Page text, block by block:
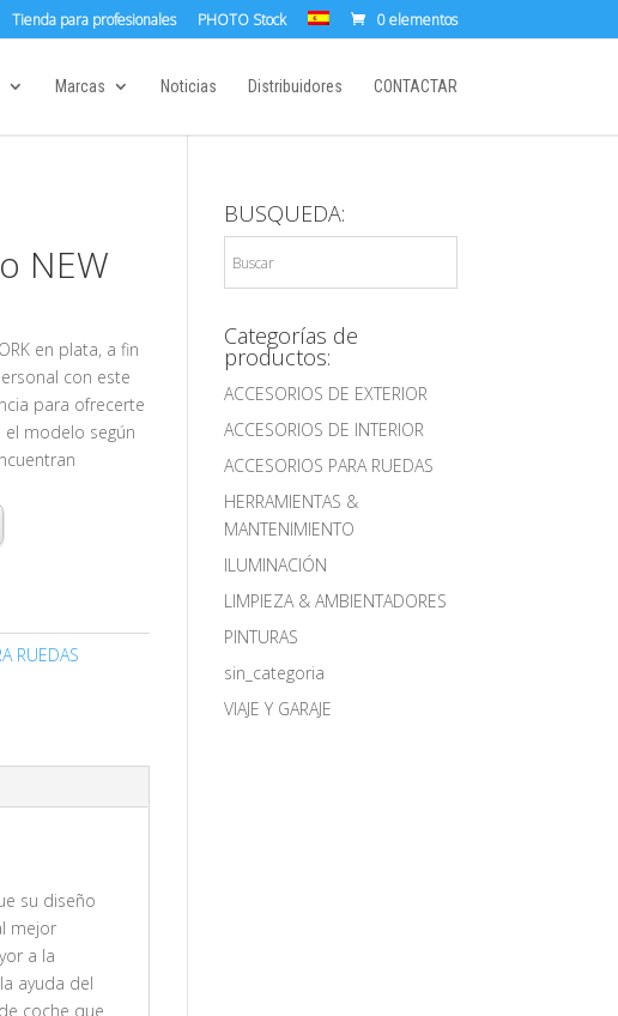
Tienda para profesionales PHOTO Stock 0 elementos
Marcas Noticias Distribuidores CONTACTAR
NEW
en plata, a fin
con este
para ofrecerte
modelo según
RUEDAS
su diseño
mejor
a la
ayuda del
coche que
BUSQUEDA:
Categorías de
productos:
ACCESORIOS DE EXTERIOR
ACCESORIOS DE INTERIOR
ACCESORIOS PARA RUEDAS
HERRAMIENTAS &
MANTENIMIENTO
ILUMINACIÓN
LIMPIEZA & AMBIENTADORES
PINTURAS
sin_categoria
VIAJE Y GARAJE